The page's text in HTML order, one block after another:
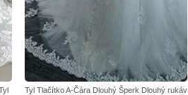
Tyl Tlačítko A-Čára Dlouhý Šperk Dlouhý rukáv